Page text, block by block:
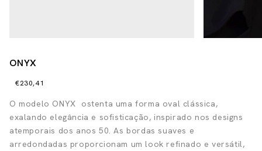
ONYX
€230,41
O modelo ONYX ostenta uma forma oval clássica,
exalando elegância e sofisticação, inspirado nos designs
atemporais dos anos 50. As bordas suaves e
arredondadas proporcionam um look refinado e versátil,